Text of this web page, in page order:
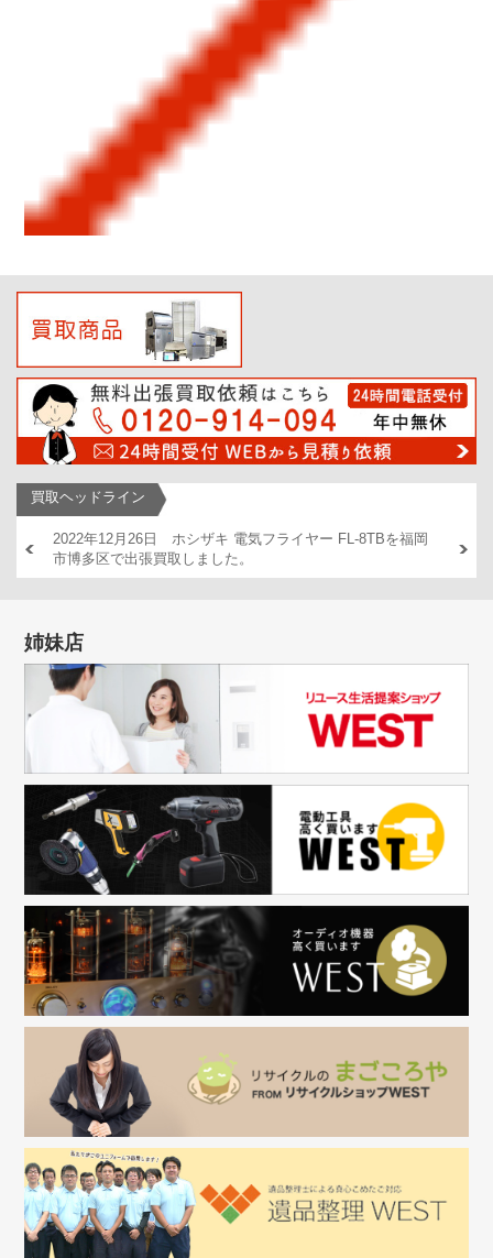
買取ヘッドライン
2022年12月26日 ホシザキ 電気フライヤー FL-8TBを福岡
市博多区で出張買取しました。
出張買
姉妹店